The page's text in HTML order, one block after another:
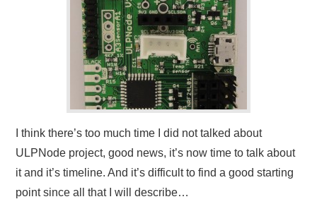
I think there’s too much time I did not talked about
ULPNode project, good news, it’s now time to talk about
it and it’s timeline. And it’s difficult to find a good starting
point since all that I will describe…